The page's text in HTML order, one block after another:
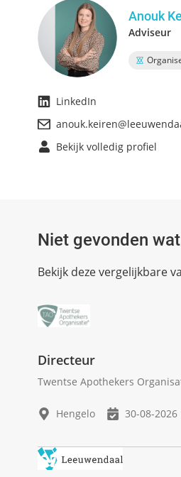
Anouk
Adviseur
LinkedIn
Bekijk volledig profiel
Niet gevonden
Bekijk deze vergelijkbare
Directeur
Twentse Apothekers
Hengelo 30-08-2026